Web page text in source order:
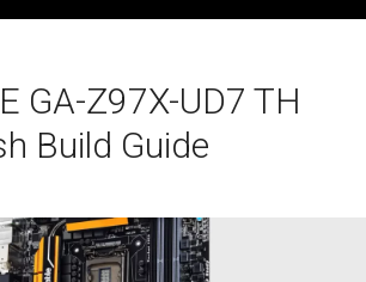
GA-Z97X-UD7 TH
Build Guide